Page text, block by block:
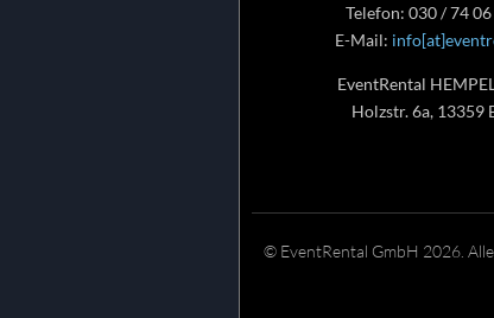
Telefon: 030 / 74
E-Mail:
EventRental
Holzstr. 6a, 13359
© EventRental GmbH 2026.